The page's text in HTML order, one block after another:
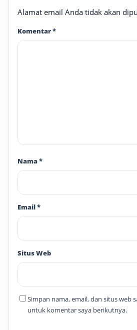
Alamat email Anda tidak akan
Komentar*
Nama*
Email*
Situs Web
Simpan nama, email, dan situs web
untuk komentar saya berikutnya.